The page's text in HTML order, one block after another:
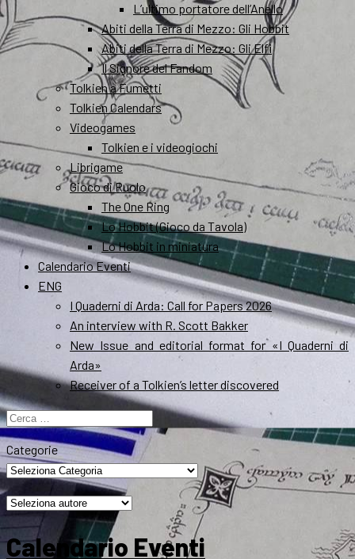
L’ultimo portatore dell’Anello
Abiti della Terra di Mezzo: Gli Hobbit
Abiti della Terra di Mezzo: Gli Elfi
Il Signore del Fandom
Tolkien a Fumetti
Tolkien Calendars
Videogames
Tolkien e i videogiochi
Librigame
Gioco di Ruolo
The One Ring
Lo Hobbit (Gioco da Tavola)
Lo Hobbit in miniatura
Calendario Eventi
ENG
I Quaderni di Arda: Call for Papers 2026
An interview with R. Scott Bakker
New Issue and editorial format for «I Quaderni di
Arda»
Receiver of a Tolkien’s letter discovered
Ricerca
per:
Categorie
Calendario Eventi